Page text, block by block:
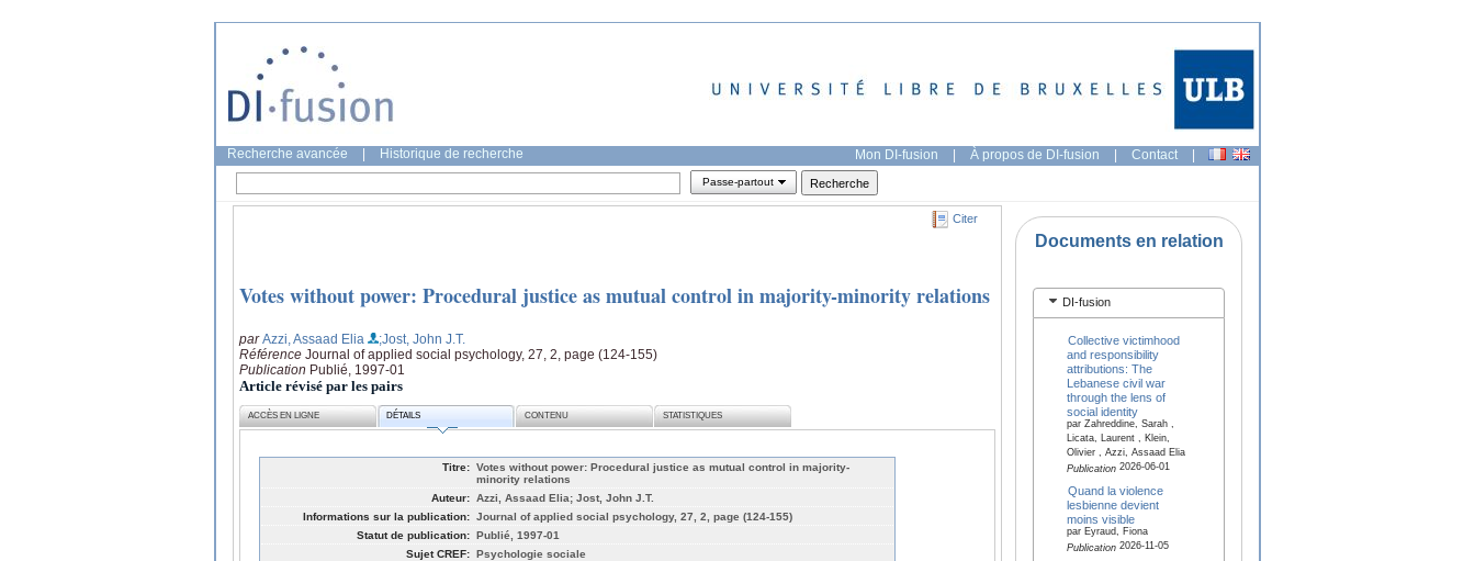
Recherche avancée Historique de recherche Mon DI-fusion | À propos de DI-fusion | Contact |
Passe-partout
Citer
Votes without power: Procedural justice as mutual control in majority-minority relations
parAzzi, Assaad Elia
;Jost, John J.T.
Référence Journal of applied social psychology, 27, 2, page (124-155)
Publication Publié, 1997-01
Article révisé par les pairs
ACCÈS EN LIGNE DÉTAILS CONTENU STATISTIQUES
Titre: Votes without power: Procedural justice as mutual control in majority-
minority relations
Auteur: Azzi, Assaad Elia; Jost, John J.T.
Informations sur la publication: Journal of applied social psychology, 27, 2, page (124-155)
Statut de publication: Publié, 1997-01
Sujet CREF: Psychologie sociale
Documents en relation
DI-fusion
Collective victimhood
and responsibility
attributions: The
Lebanese civil war
through the lens of
social identity
par Zahreddine, Sarah ,
Licata, Laurent , Klein,
Olivier , Azzi, Assaad Elia
Publication2026-06-01
Quand la violence
lesbienne devient
moins visible
par Eyraud, Fiona
Publication2026-11-05